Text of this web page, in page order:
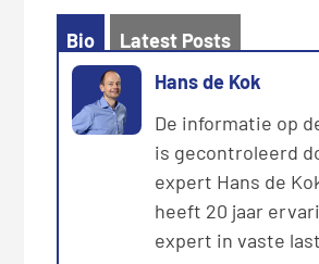
Bio
Latest Posts
Hans de Kok
De informatie op
is gecontroleerd
expert Hans de
heeft 20 jaar
expert in vaste